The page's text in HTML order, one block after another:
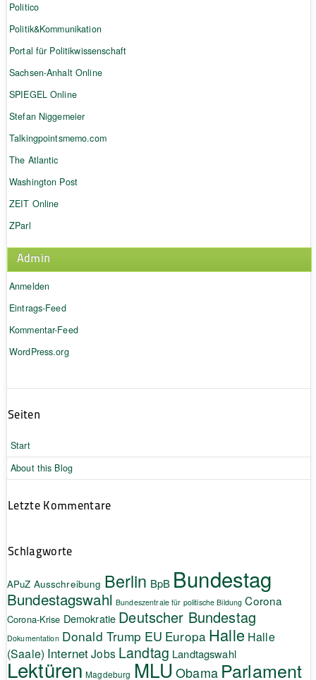
Politico
Politik&Kommunikation
Portal für Politikwissenschaft
Sachsen-Anhalt Online
SPIEGEL Online
Stefan Niggemeier
Talkingpointsmemo.com
The Atlantic
Washington Post
ZEIT Online
ZParl
Admin
Anmelden
Eintrags-Feed
Kommentar-Feed
WordPress.org
Seiten
Start
About this Blog
Letzte Kommentare
Schlagworte
APuZ Ausschreibung Berlin BpB Bundestag
Bundestagswahl Bundeszentrale für politische Bildung Corona
Corona-Krise Demokratie Deutscher Bundestag
Dokumentation Donald Trump EU Europa Halle Halle
(Saale) InternetJobs Landtag Landtagswahl
Lektüren Magdeburg MLU Obama Parlament